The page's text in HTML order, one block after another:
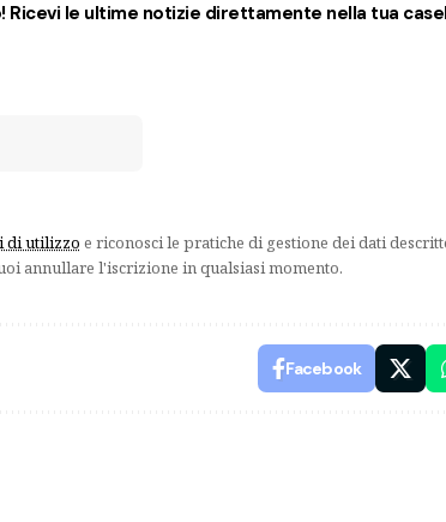
Ricevi le ultime notizie direttamente nella tua
di utilizzo e riconosci le pratiche di gestione dei dati
annullare l'iscrizione in qualsiasi momento.
Facebook